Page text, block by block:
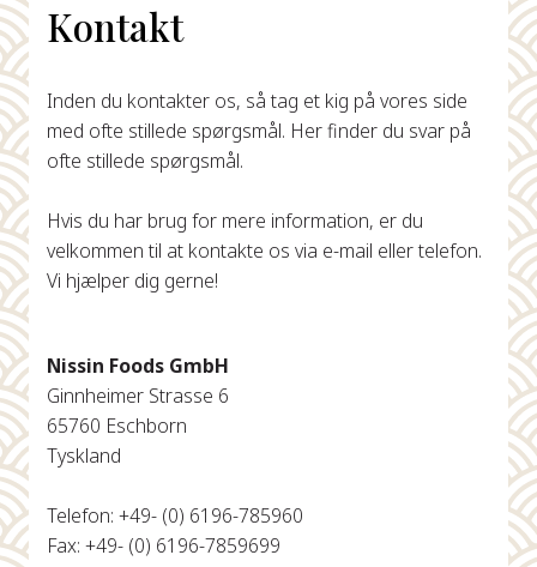
Kontakt
Inden du kontakter os, så tag et kig på vores side
med ofte stillede spørgsmål. Her finder du svar på
ofte stillede spørgsmål.
Hvis du har brug for mere information, er du
velkommen til at kontakte os via e-mail eller telefon.
Vi hjælper dig gerne!
Nissin Foods GmbH
Ginnheimer Strasse 6
65760 Eschborn
Tyskland
Telefon: +49- (0) 6196-785960
Fax: +49- (0) 6196-7859699